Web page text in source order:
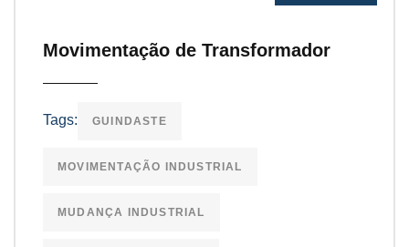
Movimentação de Transformador
Tags: GUINDASTE
MOVIMENTAÇÃO INDUSTRIAL
MUDANÇA INDUSTRIAL